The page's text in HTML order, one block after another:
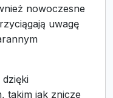
nowoczesne
uwagę
takim jak znicze